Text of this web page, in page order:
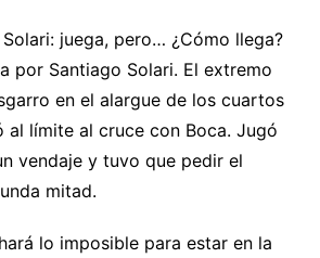
juega, pero… ¿Cómo llega?
por Santiago Solari. El extremo
en el alargue de los cuartos
al límite al cruce con Boca. Jugó
vendaje y tuvo que pedir el
mitad.
lo imposible para estar en la